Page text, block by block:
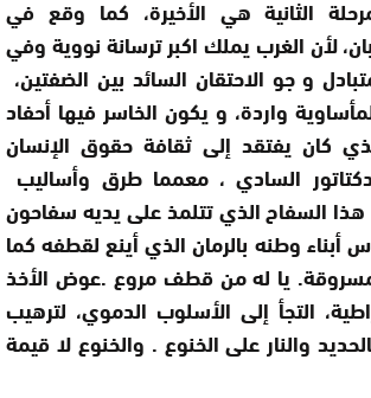
الثانية هي الأخيرة، كما وقع في
لأن الغرب يملك اكبر ترسانة نووية وفي
و جو الاحتقان السائد بين الضفتين،
واردة، و يكون الخاسر فيها أحفاد
كان يفتقد إلى ثقافة حقوق الإنسان
السادي ، معمما طرق وأساليب
هذا السفاح الذي تتلمذ على يديه سفاحون
أبناء وطنه بالرمان الذي أينع لقطفه كما
يا له من قطف مروع .عوض الأخذ
التجأ إلى الأسلوب الدموي، لترهيب
والنار على الخنوع . والخنوع لا قيمة